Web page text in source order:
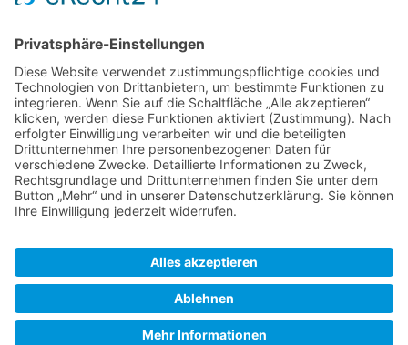
Ems
L
Leer
O
Obere Ems
Zuletzt bearbeitet vor 18 Jahren
SkipperGuide